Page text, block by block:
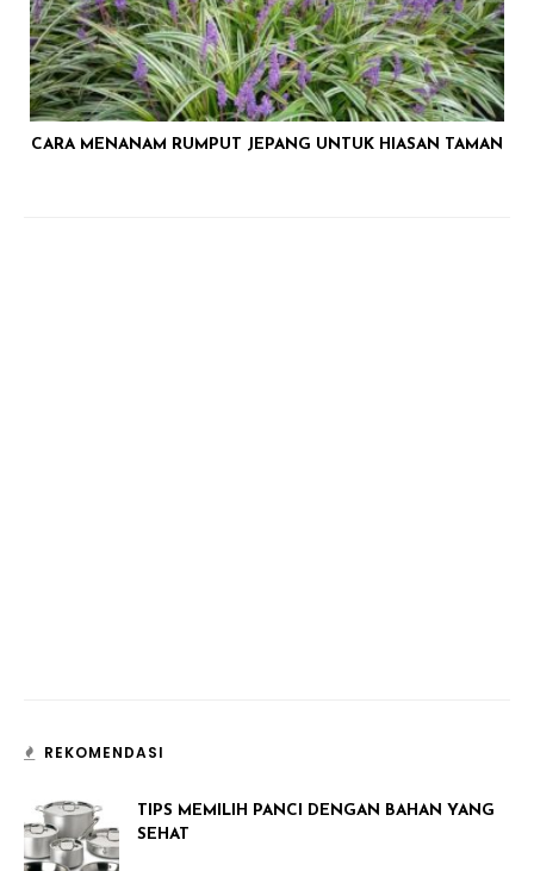
CARA MENANAM RUMPUT JEPANG UNTUK HIASAN TAMAN
REKOMENDASI
TIPS MEMILIH PANCI DENGAN BAHAN YANG
SEHAT